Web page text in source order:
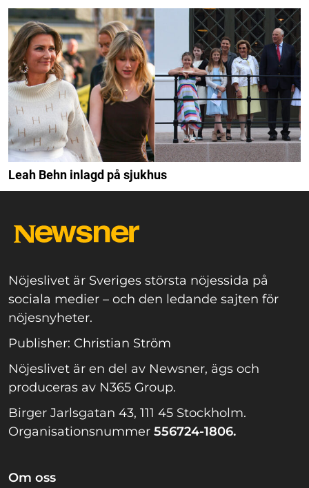
Leah Behn inlagd på sjukhus
Nöjeslivet är Sveriges största nöjessida på
sociala medier – och den ledande sajten för
nöjesnyheter.
Publisher: Christian Ström
Nöjeslivet är en del av Newsner, ägs och
produceras av N365 Group.
Birger Jarlsgatan 43, 111 45 Stockholm.
Organisationsnummer 556724-1806.
Om oss